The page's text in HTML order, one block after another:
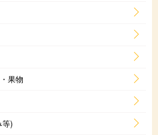
果物
等)